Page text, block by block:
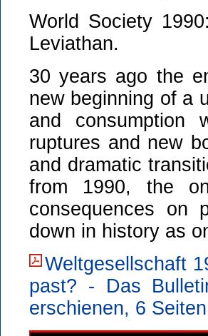
World Society
Leviathan.
30 years ago the
new beginning of a
and consumption
ruptures and new
and dramatic
from 1990, the
consequences on
down in history as
Weltgesellschaft
past? - Das
erschienen, 6 Seiten